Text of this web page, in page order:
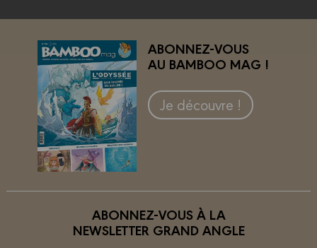
ABONNEZ-VOUS
AU BAMBOO MAG !
Je découvre !
ABONNEZ-VOUS À LA
NEWSLETTER GRAND ANGLE